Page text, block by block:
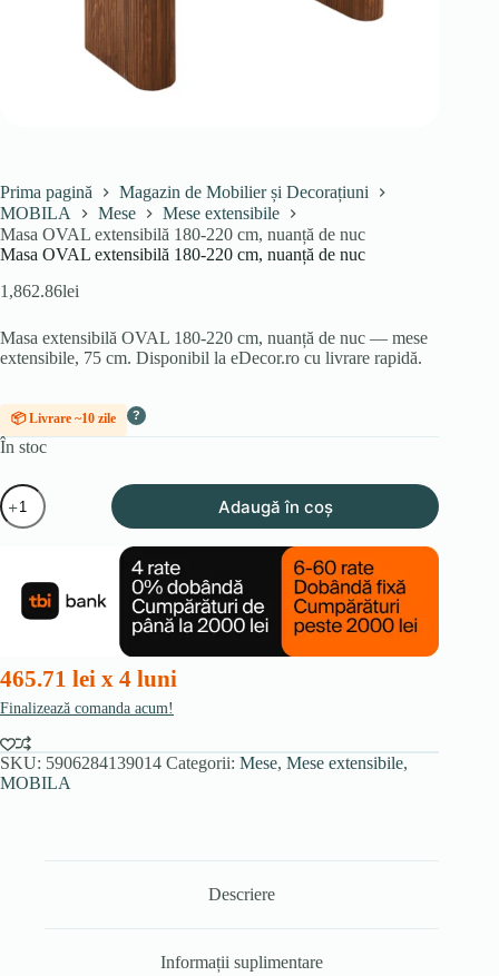
Prima pagină
Magazin de Mobilier și Decorațiuni
MOBILA
Mese
Mese extensibile
Masa OVAL extensibilă 180-220 cm, nuanță de nuc
Masa OVAL extensibilă 180-220 cm, nuanță de nuc
1,862.86lei
Masa extensibilă OVAL 180-220 cm, nuanță de nuc — mese
extensibile, 75 cm. Disponibil la eDecor.ro cu livrare rapidă.
📦 Livrare ~10 zile ?
În stoc
Cantitate
Masa
OVAL
220
nuanță
Adaugă în coș
465.71 lei x 4 luni
Finalizează comanda acum!
SKU: 5906284139014 Categorii: Mese, Mese extensibile,
MOBILA
Descriere
Informații suplimentare